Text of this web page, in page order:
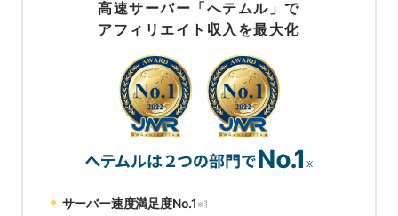
高速サーバー「へテムル」で
アフィリエイト収入を最大化
サーバー速度満足度No.1※1